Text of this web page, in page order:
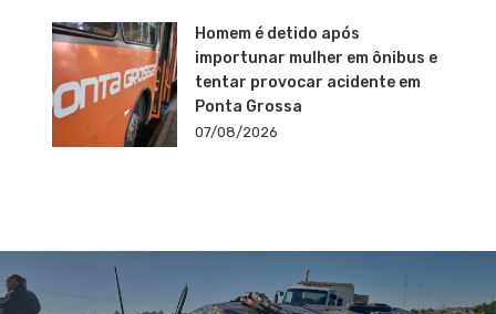
Homem é detido após
importunar mulher em ônibus e
tentar provocar acidente em
Ponta Grossa
07/08/2026